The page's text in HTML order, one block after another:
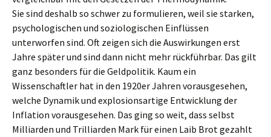
Sie sind deshalb so schwer zu formulieren, weil sie starken,
psychologischen und soziologischen Einflüssen
unterworfen sind. Oft zeigen sich die Auswirkungen erst
Jahre später und sind dann nicht mehr rückführbar. Das gilt
ganz besonders für die Geldpolitik. Kaum ein
Wissenschaftler hat in den 1920er Jahren vorausgesehen,
welche Dynamik und explosionsartige Entwicklung der
Inflation vorausgesehen. Das ging so weit, dass selbst
Milliarden und Trilliarden Mark für einen Laib Brot gezahlt